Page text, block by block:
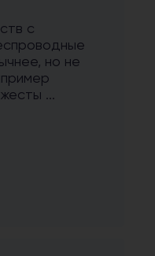
с
но не
...